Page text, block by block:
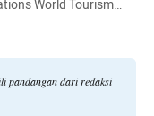
World Tourism
pandangan dari redaksi